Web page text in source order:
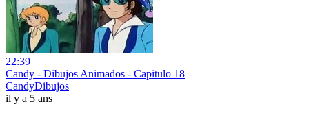
22:39
Candy - Dibujos Animados - Capitulo 18
CandyDibujos
il y a 5 ans